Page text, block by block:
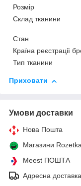
Розмір
Склад тканини
Стан
Країна реєстрації
Тип тканини
Приховати
Умови доставки
Нова Пошта
Магазини
Meest ПОШТА
Адресна